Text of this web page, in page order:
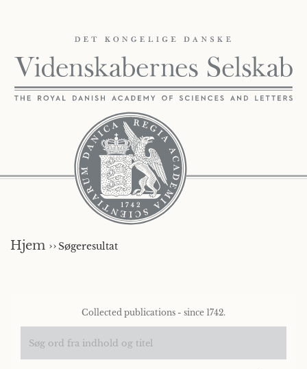
Hjem ››Søgeresultat
Collected publications - since 1742.